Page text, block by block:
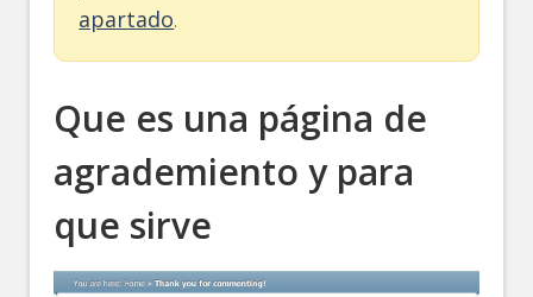
apartado.
Que es una página de
agrademiento y para
que sirve